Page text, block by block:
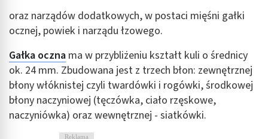
oraz narządów dodatkowych, w postaci mięśni gałki
ocznej, powiek i narządu łzowego.
Gałka oczna ma w przybliżeniu kształt kuli o średnicy
ok. 24 mm. Zbudowana jest z trzech błon: zewnętrznej
błony włóknistej czyli twardówki i rogówki, środkowej
błony naczyniowej (tęczówka, ciało rzęskowe,
naczyniówka) oraz wewnętrznej - siatkówki.
Reklama